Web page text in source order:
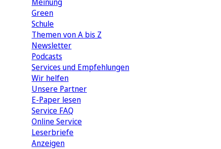
Green
Schule
Themen von A bis Z
Newsletter
Podcasts
Services und Empfehlungen
Wir helfen
Unsere Partner
E-Paper lesen
Service FAQ
Online Service
Leserbriefe
Anzeigen